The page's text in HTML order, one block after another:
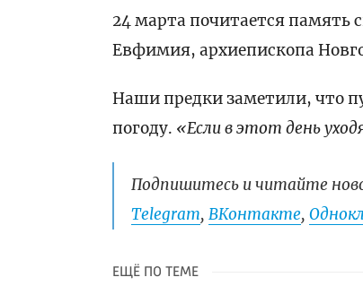
24 марта почитается память
Евфимия, архиепископа
Наши предки заметили, что
погоду. «Если в этот день
Подпишитесь и читайте
Telegram,ВКонтакте,
ЕЩЁ ПО ТЕМЕ